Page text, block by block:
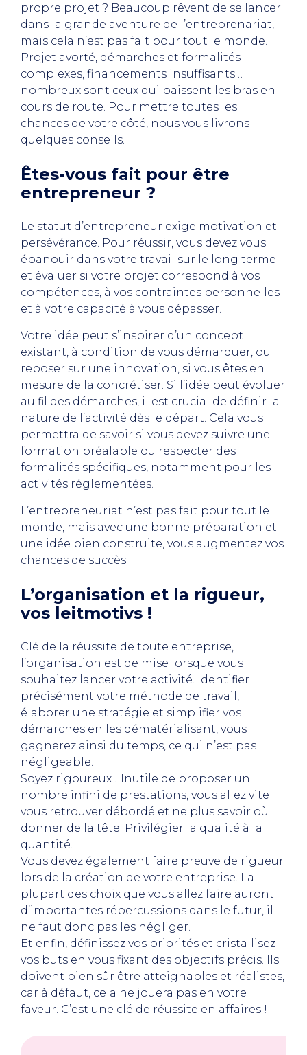
propre projet ? Beaucoup rêvent de se lancer
dans la grande aventure de l’entreprenariat,
mais cela n’est pas fait pour tout le monde.
Projet avorté, démarches et formalités
complexes, financements insuffisants…
nombreux sont ceux qui baissent les bras en
cours de route. Pour mettre toutes les
chances de votre côté, nous vous livrons
quelques conseils.
Êtes-vous fait pour être
entrepreneur ?
Le statut d’entrepreneur exige motivation et
persévérance. Pour réussir, vous devez vous
épanouir dans votre travail sur le long terme
et évaluer si votre projet correspond à vos
compétences, à vos contraintes personnelles
et à votre capacité à vous dépasser.
Votre idée peut s’inspirer d’un concept
existant, à condition de vous démarquer, ou
reposer sur une innovation, si vous êtes en
mesure de la concrétiser. Si l’idée peut évoluer
au fil des démarches, il est crucial de définir la
nature de l’activité dès le départ. Cela vous
permettra de savoir si vous devez suivre une
formation préalable ou respecter des
formalités spécifiques, notamment pour les
activités réglementées.
L’entrepreneuriat n’est pas fait pour tout le
monde, mais avec une bonne préparation et
une idée bien construite, vous augmentez vos
chances de succès.
L’organisation et la rigueur,
vos leitmotivs !
Clé de la réussite de toute entreprise,
l’organisation est de mise lorsque vous
souhaitez lancer votre activité. Identifier
précisément votre méthode de travail,
élaborer une stratégie et simplifier vos
démarches en les dématérialisant, vous
gagnerez ainsi du temps, ce qui n’est pas
négligeable.
Soyez rigoureux ! Inutile de proposer un
nombre infini de prestations, vous allez vite
vous retrouver débordé et ne plus savoir où
donner de la tête. Privilégier la qualité à la
quantité.
Vous devez également faire preuve de rigueur
lors de la création de votre entreprise. La
plupart des choix que vous allez faire auront
d’importantes répercussions dans le futur, il
ne faut donc pas les négliger.
Et enfin, définissez vos priorités et cristallisez
vos buts en vous fixant des objectifs précis. Ils
doivent bien sûr être atteignables et réalistes,
car à défaut, cela ne jouera pas en votre
faveur. C’est une clé de réussite en affaires !